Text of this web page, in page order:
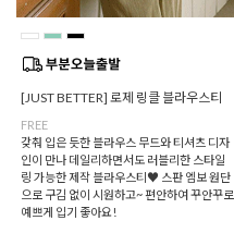
[JUST BETTER] 로제 링클 블라우스티
FREE
갖춰 입은 듯한 블라우스 무드와 티셔츠 디자
인이 만나 데일리하면서도 러블리한 스타일
링 가능한 제작 블라우스티♥ 스판 엠보 원단
으로 구김 없이 시원하고~ 편안하여 꾸안꾸로
예쁘게 입기 좋아요!